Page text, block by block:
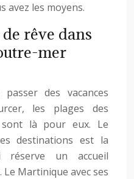
avez les moyens.
rêve dans
mer
des vacances
les plages des
sont là pour eux. Le
destinations est la
réserve un accueil
Martinique avec ses